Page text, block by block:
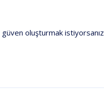
güven oluşturmak istiyorsanız